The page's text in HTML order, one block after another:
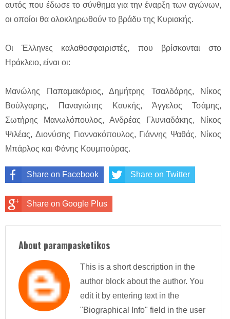
αυτός που έδωσε το σύνθημα για την έναρξη των αγώνων,
οι οποίοι θα ολοκληρωθούν το βράδυ της Κυριακής.
Οι Έλληνες καλαθοσφαιριστές, που βρίσκονται στο
Ηράκλειο, είναι οι:
Μανώλης Παπαμακάριος, Δημήτρης Τσαλδάρης, Νίκος
Βούλγαρης, Παναγιώτης Καυκής, Άγγελος Τσάμης,
Σωτήρης Μανωλόπουλος, Ανδρέας Γλυνιαδάκης, Νίκος
Ψιλέας, Διονύσης Γιαννακόπουλος, Γιάννης Ψαθάς, Νίκος
Μπάρλος και Φάνης Κουμπούρας.
Share on Facebook Share on Twitter
Share on Google Plus
About parampasketikos
This is a short description in the
author block about the author. You
edit it by entering text in the
"Biographical Info" field in the user